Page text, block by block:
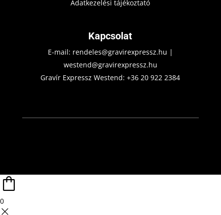
Adatkezelési tájékoztató
Kapcsolat
E-mail: rendeles@gravirexpressz.hu |
westend@gravirexpressz.hu
Gravír Expressz Westend:+36 20 922 2384
0